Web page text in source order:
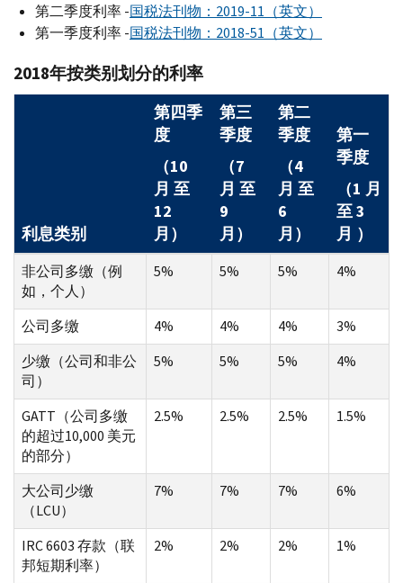
第二季度利率 -国税法刊物：2019-11（英文）
第一季度利率 -国税法刊物：2018-51（英文）
2018年按类别划分的利率
利息类别
第四季
度
（10
月 至
12
月）
第三
季度
（7
月 至
9
月）
第二
季度
（4
月 至
6
月）
第一
季度
（1 月
至 3
月 ）
非公司多缴（例
如，个人）
5% 5% 5% 4%
公司多缴 4% 4% 4%
3%
少缴（公司和非公
司）
5% 5% 5% 4%
GATT（公司多缴
的超过10,000 美元
的部分）
2.5% 2.5% 2.5% 1.5%
大公司少缴
（LCU）
7% 7% 7% 6%
IRC 6603 存款（联
邦短期利率）
2% 2% 2% 1%